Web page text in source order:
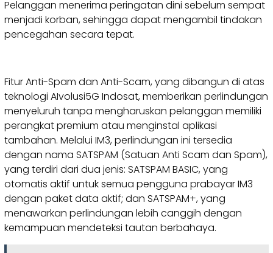
Pelanggan menerima peringatan dini sebelum sempat
menjadi korban, sehingga dapat mengambil tindakan
pencegahan secara tepat.
Fitur Anti-Spam dan Anti-Scam, yang dibangun di atas
teknologi AIvolusi5G Indosat, memberikan perlindungan
menyeluruh tanpa mengharuskan pelanggan memiliki
perangkat premium atau menginstal aplikasi
tambahan. Melalui IM3, perlindungan ini tersedia
dengan nama SATSPAM (Satuan Anti Scam dan Spam),
yang terdiri dari dua jenis: SATSPAM BASIC, yang
otomatis aktif untuk semua pengguna prabayar IM3
dengan paket data aktif; dan SATSPAM+, yang
menawarkan perlindungan lebih canggih dengan
kemampuan mendeteksi tautan berbahaya.